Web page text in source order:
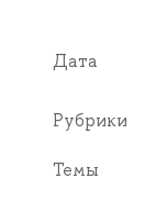
Дата
Рубрики
Темы